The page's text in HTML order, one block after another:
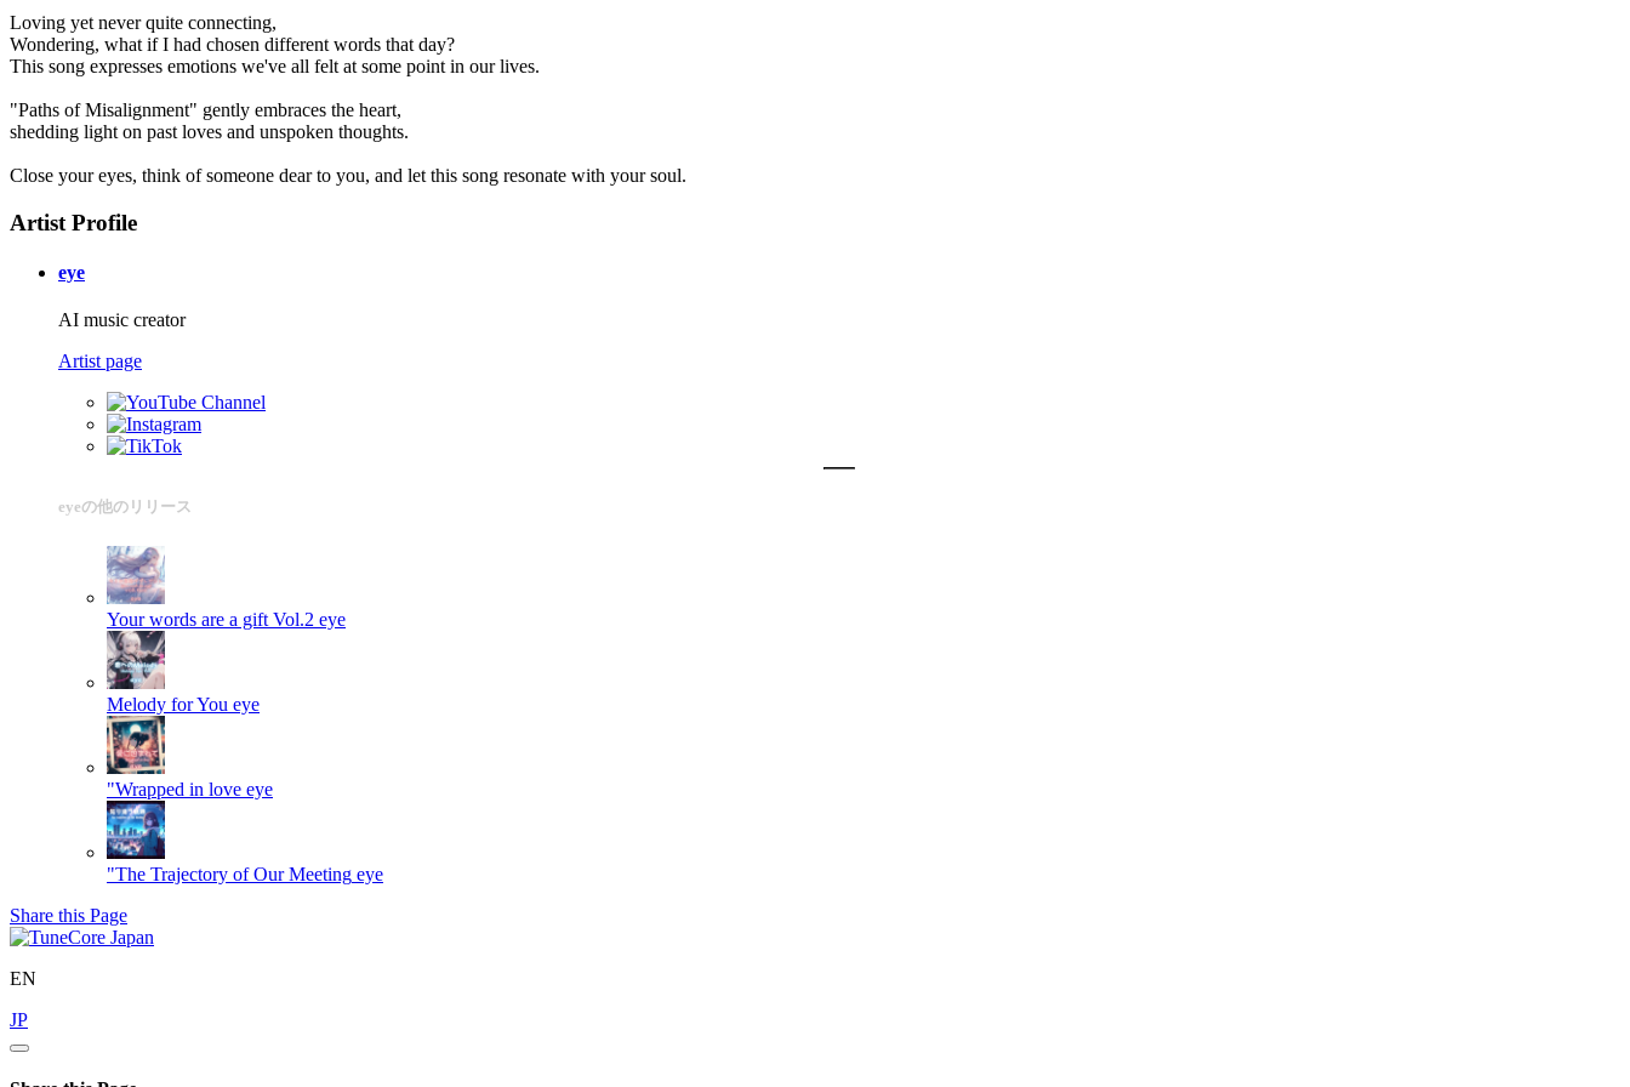
Loving yet never quite connecting,
Wondering, what if I had chosen different words that day?
This song expresses emotions we've all felt at some point in our lives.
"Paths of Misalignment" gently embraces the heart,
shedding light on past loves and unspoken thoughts.
Close your eyes, think of someone dear to you, and let this song resonate with your soul.
Artist Profile
eye
AI music creator
Artist page
eyeの他のリリース
Your words are a gift Vol.2 eye
Melody for You eye
"Wrapped in love eye
"The Trajectory of Our Meeting eye
Share this Page
EN
JP